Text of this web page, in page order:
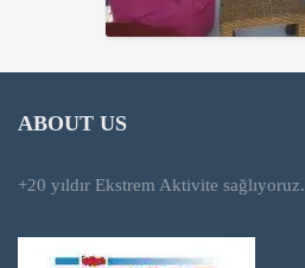
ABOUT US
+20 yıldır Ekstrem Aktivite sağlıyoruz.